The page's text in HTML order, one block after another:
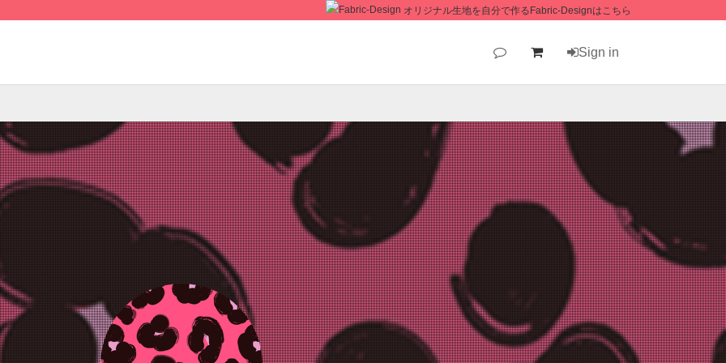
オリジナル生地を自分で作るFabric-Designはこちら
Sign in